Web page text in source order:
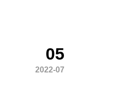
05
2022-07